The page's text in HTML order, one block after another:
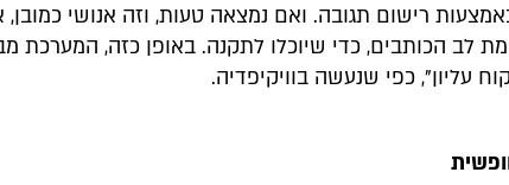
רישום תגובה. ואם נמצאה טעות, וזה אנושי
לב הכותבים, כדי שיוכלו לתקנה. באופן כזה, המערכת
עליון", כפי שנעשה בוויקיפדיה.